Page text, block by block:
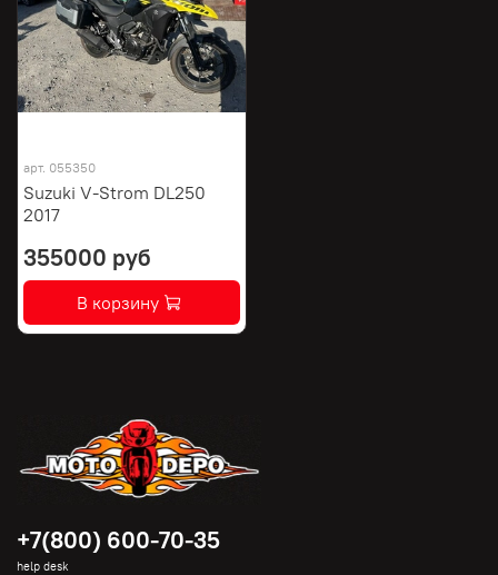
арт. 055350
Suzuki V-Strom DL250
2017
355000 руб
В корзину
+7(800) 600-70-35
help desk